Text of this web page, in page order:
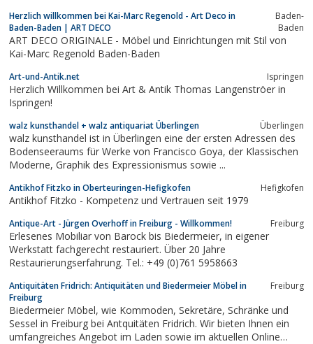
Herzlich willkommen bei Kai-Marc Regenold - Art Deco in
Baden-Baden | ART DECO
Baden-
Baden
ART DECO ORIGINALE - Möbel und Einrichtungen mit Stil von
Kai-Marc Regenold Baden-Baden
Art-und-Antik.net Ispringen
Herzlich Willkommen bei Art & Antik Thomas Langenströer in
Ispringen!
walz kunsthandel + walz antiquariat Überlingen Überlingen
walz kunsthandel ist in Überlingen eine der ersten Adressen des
Bodenseeraums für Werke von Francisco Goya, der Klassischen
Moderne, Graphik des Expressionismus sowie ...
Antikhof Fitzko in Oberteuringen-Hefigkofen Hefigkofen
Antikhof Fitzko - Kompetenz und Vertrauen seit 1979
Antique-Art - Jürgen Overhoff in Freiburg - Willkommen! Freiburg
Erlesenes Mobiliar von Barock bis Biedermeier, in eigener
Werkstatt fachgerecht restauriert. Über 20 Jahre
Restaurierungserfahrung. Tel.: +49 (0)761 5958663
Antiquitäten Fridrich: Antiquitäten und Biedermeier Möbel in
Freiburg
Freiburg
Biedermeier Möbel, wie Kommoden, Sekretäre, Schränke und
Sessel in Freiburg bei Antquitäten Fridrich. Wir bieten Ihnen ein
umfangreiches Angebot im Laden sowie im aktuellen Online